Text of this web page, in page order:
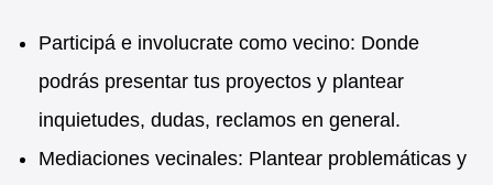
Participá e involucrate como vecino: Donde
podrás presentar tus proyectos y plantear
inquietudes, dudas, reclamos en general.
Mediaciones vecinales: Plantear problemáticas y